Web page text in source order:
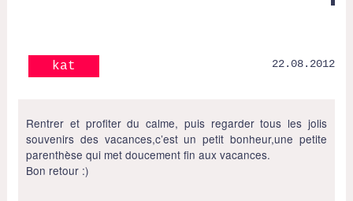
kat 22.08.2012
Rentrer et profiter du calme, puis regarder tous les jolis
souvenirs des vacances,c’est un petit bonheur,une petite
parenthèse qui met doucement fin aux vacances.
Bon retour :)